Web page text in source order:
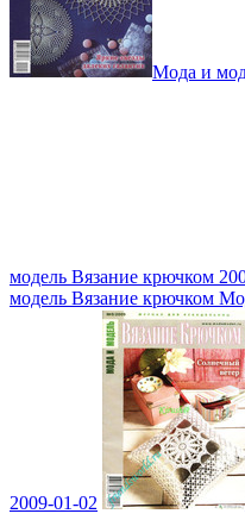
Мода и
модель Вязание крючком
модель Вязание крючком
2009-01-02